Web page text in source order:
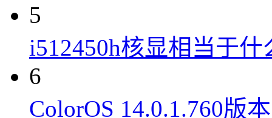
5
i512450h核显相当于什
6
ColorOS 14.0.1.760版